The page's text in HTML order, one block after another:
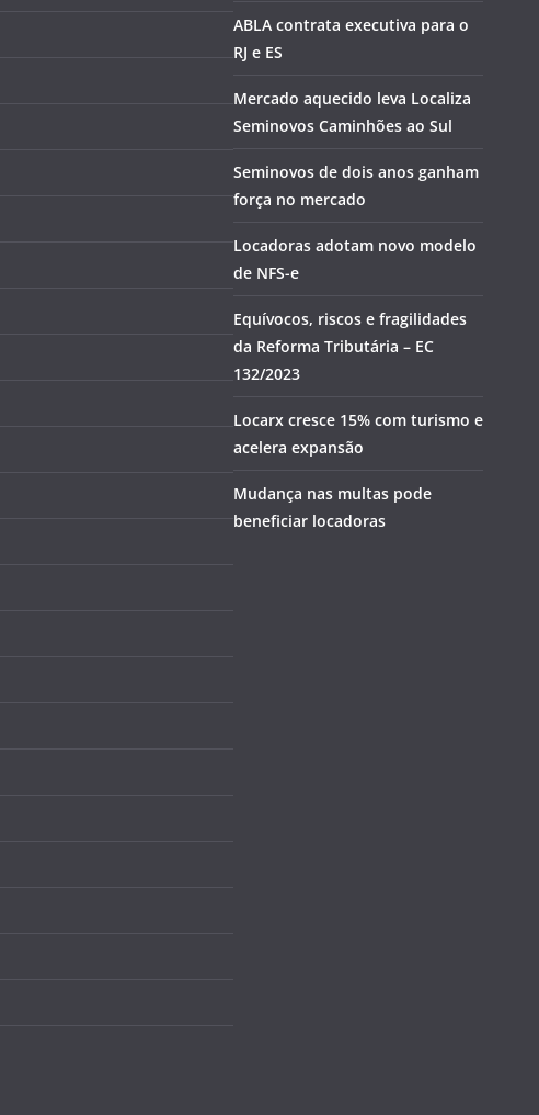
ABLA contrata executiva para o
RJ e ES
Mercado aquecido leva Localiza
Seminovos Caminhões ao Sul
Seminovos de dois anos ganham
força no mercado
Locadoras adotam novo modelo
de NFS-e
Equívocos, riscos e fragilidades
da Reforma Tributária – EC
132/2023
Locarx cresce 15% com turismo e
acelera expansão
Mudança nas multas pode
beneficiar locadoras